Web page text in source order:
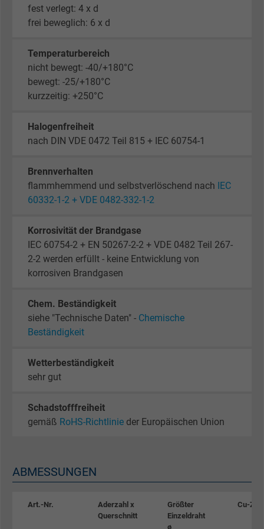
fest verlegt: 4 x d
frei beweglich: 6 x d
Temperaturbereich
nicht bewegt: -40/+180°C
bewegt: -25/+180°C
kurzzeitig: +250°C
Halogenfreiheit
nach DIN VDE 0472 Teil 815 + IEC 60754-1
Brennverhalten
flammhemmend und selbstverlöschend nach IEC
60332-1-2 + VDE 0482-332-1-2
Korrosivität der Brandgase
IEC 60754-2 + EN 50267-2-2 + VDE 0482 Teil 267-
2-2 werden erfüllt - keine Entwicklung von
korrosiven Brandgasen
Chem. Beständigkeit
siehe "Technische Daten" - Chemische
Beständigkeit
Wetterbeständigkeit
sehr gut
Schadstofffreiheit
gemäß RoHS-Richtlinie der Europäischen Union
ABMESSUNGEN
Art.-Nr.
Aderzahl x
Querschnitt
Größter
Einzeldraht
ø
Cu-Zahl